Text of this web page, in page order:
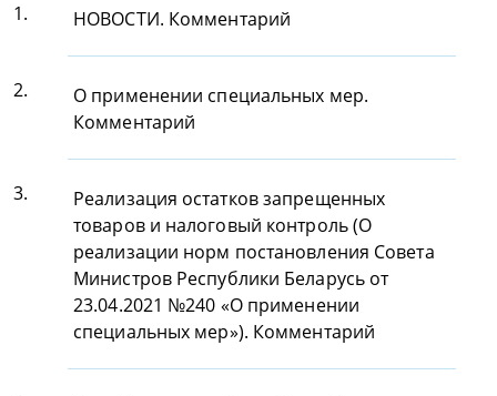
1. НОВОСТИ. Комментарий
2.
О применении специальных мер.
Комментарий
3.
Реализация остатков запрещенных
товаров и налоговый контроль (О
реализации норм постановления Совета
Министров Республики Беларусь от
23.04.2021 №240 «О применении
специальных мер»). Комментарий